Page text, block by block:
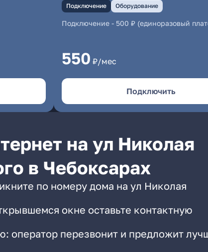
Подключение Оборудование
Подключение - 500 ₽ (единоразовый
550 ₽/мес
Подключить
на ул Николая
в Чебоксарах
по номеру дома на ул Николая
окне оставьте контактную
оператор перезвонит и предложит